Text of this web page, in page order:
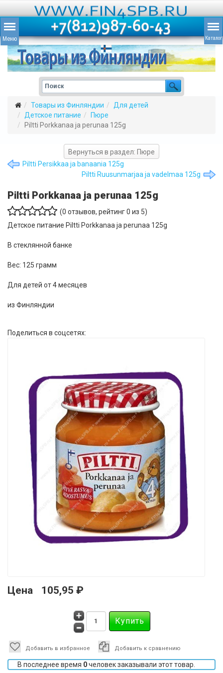
Товары из Финляндии
Для детей
Детское питание
Пюре
Piltti Porkkanaa ja perunaa 125g
Вернуться в раздел: Пюре
Piltti Persikkaa ja banaania 125g
Piltti Ruusunmarjaa ja vadelmaa 125g
Piltti Porkkanaa ja perunaa 125g
(0 отзывов, рейтинг0 из 5)
Детское питание Piltti Porkkanaa ja perunaa 125g
В стеклянной банке
Вес: 125 грамм
Для детей от 4 месяцев
из Финляндии
Поделиться в соцсетях:
Цена 105,95 ₽
Добавить в избранное Добавить к сравнению
В последнее время 0человек заказывали этот товар.